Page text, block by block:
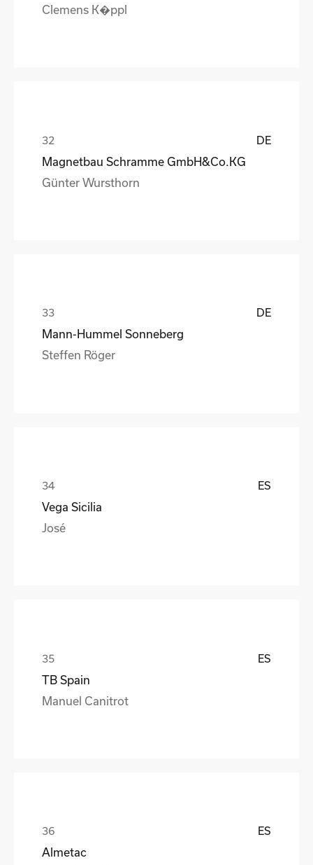
Clemens K�ppl
DE
Magnetbau Schramme GmbH&Co.KG
Günter Wursthorn
DE
Mann-Hummel Sonneberg
Steffen Röger
ES
Vega Sicilia
José
ES
TB Spain
Manuel Canitrot
ES
Almetac